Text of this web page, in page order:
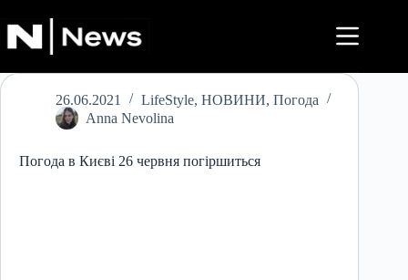
до
вмісту
26.06.2021 LifeStyle, НОВИНИ, Погода
Anna Nevolina
Погода в Києві 26 червня погіршиться